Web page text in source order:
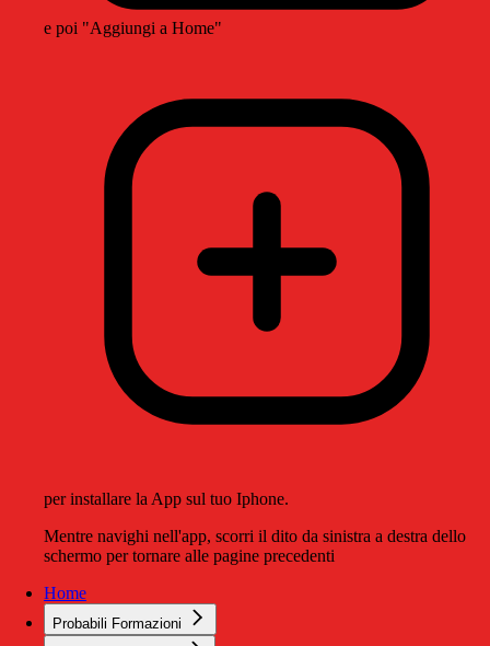
e poi "Aggiungi a Home"
per installare la App sul tuo Iphone.
Mentre navighi nell'app, scorri il dito da sinistra a destra dello
schermo per tornare alle pagine precedenti
Home
Probabili Formazioni